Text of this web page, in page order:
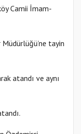
Camii İmam-
tayin
atandı ve aynı